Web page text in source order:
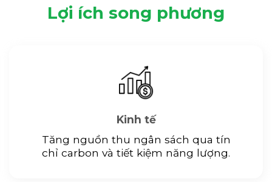
Lợi ích song phương
Kinh tế
Tăng nguồn thu ngân sách qua tín
chỉ carbon và tiết kiệm năng lượng.